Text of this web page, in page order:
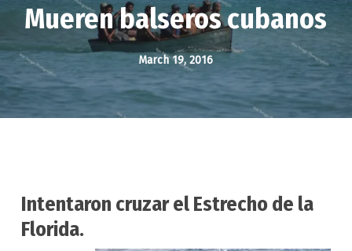
Mueren balseros cubanos
March 19, 2016
Intentaron cruzar el Estrecho de la
Florida.